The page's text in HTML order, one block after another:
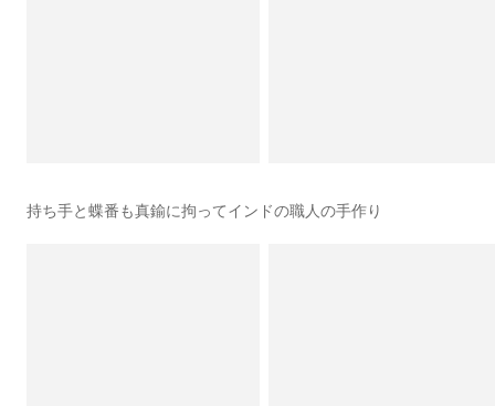
持ち手と蝶番も真鍮に拘ってインドの職人の手作り